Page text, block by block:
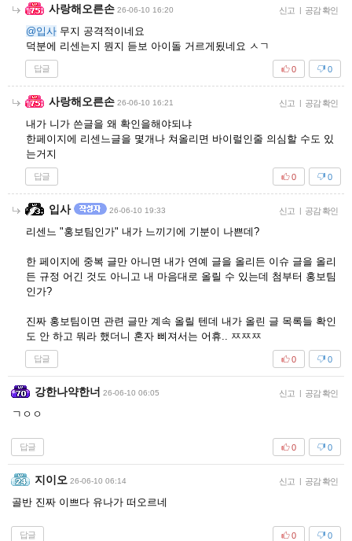
사랑해오른손 26-06-10 16:20 신고 | 공감 확인
@입사 무지 공격적이네요
덕분에 리센는지 뭔지 듣보 아이돌 거르게됬네요 ㅅㄱ
답글 0
0
사랑해오른손 26-06-10 16:21 신고 | 공감 확인
내가 니가 쓴글을 왜 확인을해야되냐
한페이지에 리센느글을 몇개나 쳐올리면 바이럴인줄 의심할 수도 있
는거지
답글 0
0
입사 26-06-10 19:33 신고 | 공감 확인
리센느 "홍보팀인가" 내가 느끼기에 기분이 나쁜데?
한 페이지에 중복 글만 아니면 내가 연예 글을 올리든 이슈 글을 올리
든 규정 어긴 것도 아니고 내 마음대로 올릴 수 있는데 첨부터 홍보팀
인가?
진짜 홍보팀이면 관련 글만 계속 올릴 텐데 내가 올린 글 목록들 확인
도 안 하고 뭐라 했더니 혼자 삐져서는 어휴.. ㅉㅉㅉ
답글 0
0
강한나약한너 26-06-10 06:05 신고 | 공감 확인
ㄱㅇㅇ
답글 0
0
지이오 26-06-10 06:14 신고 | 공감 확인
골반 진짜 이쁘다 유나가 떠오르네
답글 0
0